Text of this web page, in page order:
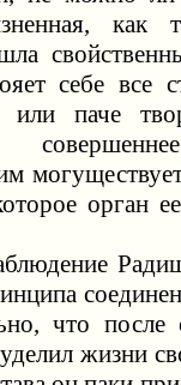
как
себе все
или паче
орган
что после
жизни